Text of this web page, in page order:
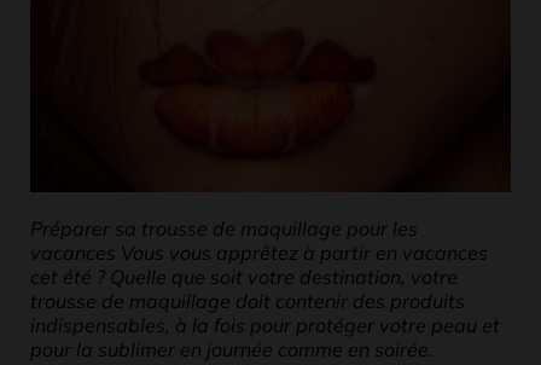
Préparer sa trousse de maquillage pour les
vacances Vous vous apprêtez à partir en vacances
cet été ? Quelle que soit votre destination, votre
trousse de maquillage doit contenir des produits
indispensables, à la fois pour protéger votre peau et
pour la sublimer en journée comme en soirée.